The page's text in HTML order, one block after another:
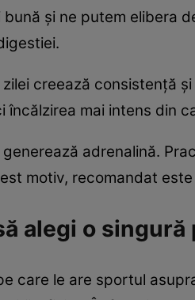
şi ne putem elibera
creează consistenţă
încălzirea mai intens din
adrenalină.
motiv, recomandat
alegi o
care le are sportul